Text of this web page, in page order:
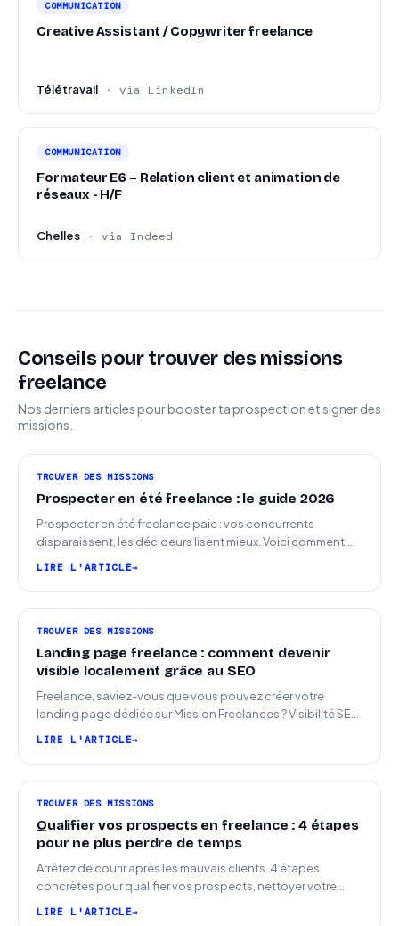
COMMUNICATION
Creative Assistant / Copywriter freelance
Télétravail · via LinkedIn
COMMUNICATION
Formateur E6 – Relation client et animation de
réseaux - H/F
Chelles · via Indeed
Conseils pour trouver des missions
freelance
Nos derniers articles pour booster ta prospection et signer des
missions.
TROUVER DES MISSIONS
Prospecter en été freelance : le guide 2026
Prospecter en été freelance paie : vos concurrents
disparaissent, les décideurs lisent mieux. Voici comment
LIRE L'ARTICLE
TROUVER DES MISSIONS
Landing page freelance : comment devenir
visible localement grâce au SEO
Freelance, saviez-vous que vous pouvez créer votre
landing page dédiée sur Mission Freelances ? Visibilité SEO
LIRE L'ARTICLE
TROUVER DES MISSIONS
Qualifier vos prospects en freelance : 4 étapes
pour ne plus perdre de temps
Arrêtez de courir après les mauvais clients. 4 étapes
concrètes pour qualifier vos prospects, nettoyer votre
LIRE L'ARTICLE